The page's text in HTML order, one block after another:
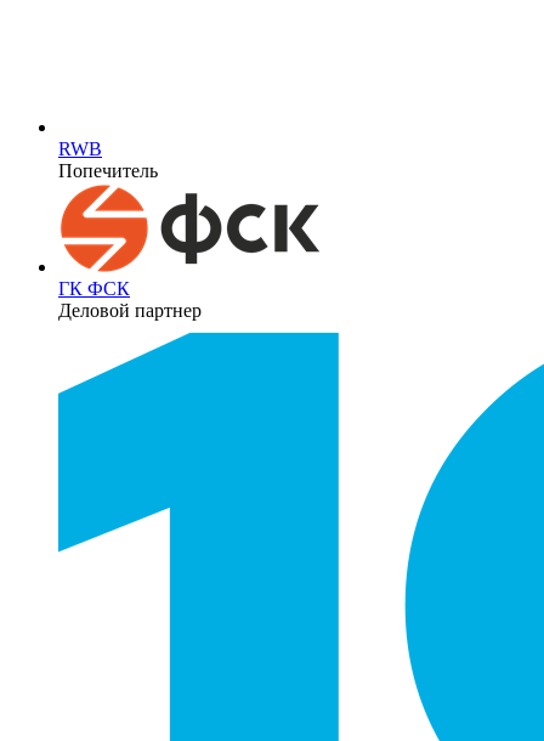
RWB
Попечитель
ГК ФСК
Деловой партнер